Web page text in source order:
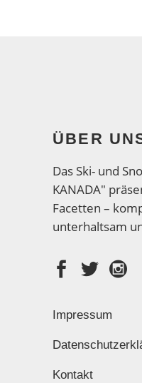
ÜBER
Das Ski- und
KANADA"
Facetten –
unterhaltsam
Impressum
Kontakt